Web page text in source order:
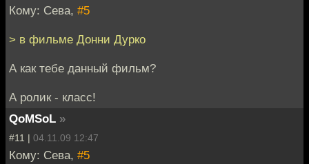
Кому: Сева, #5
> в фильме Донни Дурко
А как тебе данный фильм?
А ролик - класс!
QoMSoL »
#11 | 04.11.09 12:47
Кому: Сева, #5